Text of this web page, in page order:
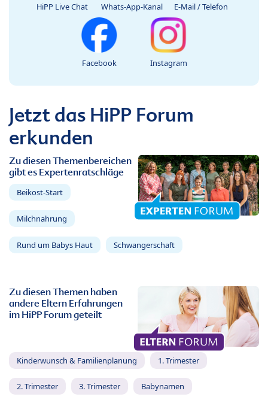
HiPP Live Chat Whats-App-Kanal E-Mail / Telefon
Facebook Instagram
Jetzt das HiPP Forum
erkunden
Zu diesen Themenbereichen
gibt es Expertenratschläge
Beikost-Start
Milchnahrung
Rund um Babys Haut Schwangerschaft
Zu diesen Themen haben
andere Eltern Erfahrungen
im HiPP Forum geteilt
Kinderwunsch & Familienplanung 1. Trimester
2. Trimester 3. Trimester Babynamen